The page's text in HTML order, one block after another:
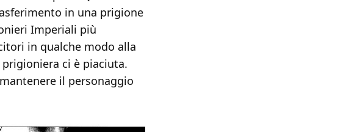
in una prigione
Imperiali più
in qualche modo alla
prigioniera ci è piaciuta.
il personaggio